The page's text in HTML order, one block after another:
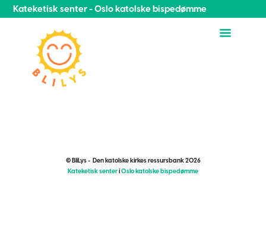
Kateketisk senter - Oslo katolske bispedømme
© BliLys - Den katolske kirkes ressursbank 2026
Kateketisk senteriOslo katolske bispedømme